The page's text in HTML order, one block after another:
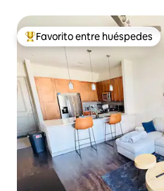
Favorito entre huéspedes
Favorito entre huéspedes